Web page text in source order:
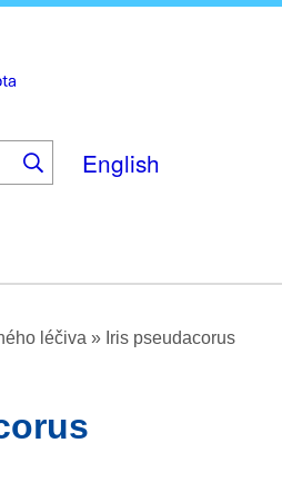
English
léčiva » Iris pseudacorus